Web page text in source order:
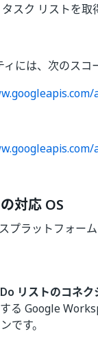
スク リストを取
には、次のスコ
対応 OS
プラットフォーム
リストのコネク
る Google
です。